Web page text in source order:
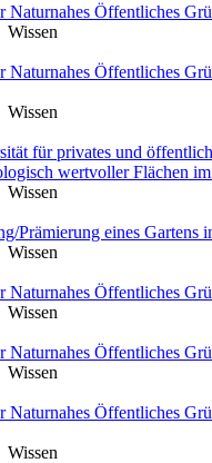
Naturnahes Öffentliches
Wissen
Naturnahes Öffentliches
Wissen
für privates und
wertvoller Flächen
Wissen
Prämierung eines Gartens
Wissen
Naturnahes Öffentliches
Wissen
Naturnahes Öffentliches
Wissen
Naturnahes Öffentliches
Wissen